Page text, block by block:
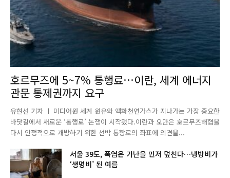
호르무즈에 5~7% 통행료…이란, 세계 에너지
관문 통제권까지 요구
유현선 기자 ㅣ 미디어원 세계 원유와 액화천연가스가 지나가는 가장 중요한
바닷길에서 새로운 ‘통행료’ 논쟁이 시작됐다.이란과 오만은 호르무즈해협을
다시 안정적으로 개방하기 위한 선박 통항로의 좌표에 의견을...
서울 39도, 폭염은 가난을 먼저 덮친다…냉방비가
‘생명비’ 된 여름